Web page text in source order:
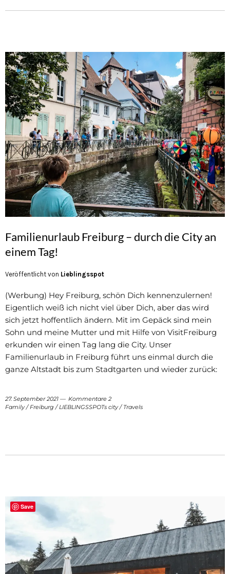
Familienurlaub Freiburg – durch die City an
einem Tag!
Veröffentlicht von Lieblingsspot
(Werbung) Hey Freiburg, schön Dich kennenzulernen!
Eigentlich weiß ich nicht viel über Dich, aber das wird
sich jetzt hoffentlich ändern. Mit im Gepäck sind mein
Sohn und meine Mutter und mit Hilfe von VisitFreiburg
erkunden wir einen Tag lang die City. Unser
Familienurlaub in Freiburg führt uns einmal durch die
ganze Altstadt bis zum Stadtgarten und wieder zurück:
27. September 2021
Kommentare 2
Family/Freiburg /LIEBLINGSSPOTs city/ Travels
Save